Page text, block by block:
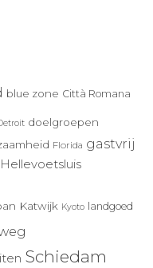
blue zone Città Romana
doelgroepen
Florida gastvrij
Hellevoetsluis
Katwijk Kyoto landgoed
Schiedam